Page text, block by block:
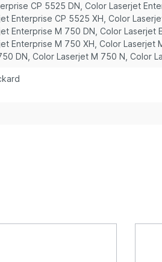
CP 5525 DN , Color Laserjet
Enterprise CP 5525 XH , Color
Enterprise M 750 DN , Color Laserjet
Enterprise M 750 XH , Color Laserjet
DN , Color Laserjet M 750 N , Color